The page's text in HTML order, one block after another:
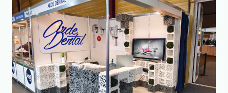
5 Projekty
Modułowe donice balkonowe i pionowe